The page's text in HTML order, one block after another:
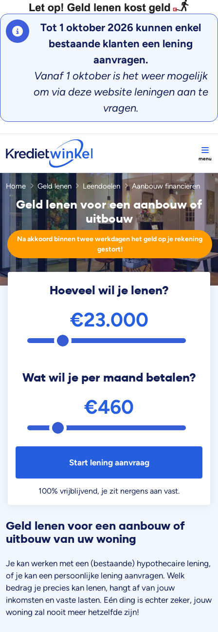
Tot 1 oktober 2026 kunnen enkel
bestaande klanten een lening
aanvragen.
Vanaf 1 oktober is het weer mogelijk
om via deze website leningen aan te
vragen.
Home Geld lenen Leendoelen Aanbouw financieren
Geld lenen voor een aanbouw of
uitbouw
Na akkoord binnen twee werkdagen het geld op je rekening
gestort!
Hoeveel wil je lenen?
€23.000
Wat wil je per maand betalen?
€460
Start lening aanvraag
100% vrijblijvend, je zit nergens aan vast.
Geld lenen voor een aanbouw of
uitbouw van uw woning
Je kan werken met een (bestaande) hypothecaire lening,
of je kan een persoonlijke lening aanvragen. Welk
bedrag je precies kan lenen, hangt af van jouw
inkomsten en vaste lasten. Eén ding is echter zeker, jouw
woning zal nooit meer hetzelfde zijn!